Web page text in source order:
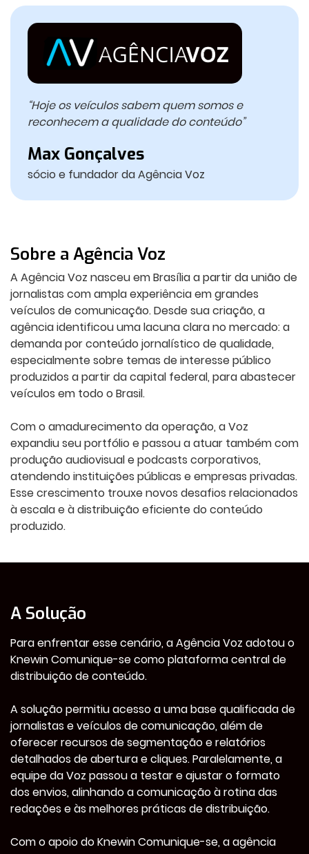
“Hoje os veículos sabem quem somos e
reconhecem a qualidade do conteúdo”
Max Gonçalves
sócio e fundador da Agência Voz
Sobre a Agência Voz
A Agência Voz nasceu em Brasília a partir da união de
jornalistas com ampla experiência em grandes
veículos de comunicação. Desde sua criação, a
agência identificou uma lacuna clara no mercado: a
demanda por conteúdo jornalístico de qualidade,
especialmente sobre temas de interesse público
produzidos a partir da capital federal, para abastecer
veículos em todo o Brasil.
Com o amadurecimento da operação, a Voz
expandiu seu portfólio e passou a atuar também com
produção audiovisual e podcasts corporativos,
atendendo instituições públicas e empresas privadas.
Esse crescimento trouxe novos desafios relacionados
à escala e à distribuição eficiente do conteúdo
produzido.
A Solução
Para enfrentar esse cenário, a Agência Voz adotou o
Knewin Comunique-se como plataforma central de
distribuição de conteúdo.
A solução permitiu acesso a uma base qualificada de
jornalistas e veículos de comunicação, além de
oferecer recursos de segmentação e relatórios
detalhados de abertura e cliques. Paralelamente, a
equipe da Voz passou a testar e ajustar o formato
dos envios, alinhando a comunicação à rotina das
redações e às melhores práticas de distribuição.
Com o apoio do Knewin Comunique-se, a agência